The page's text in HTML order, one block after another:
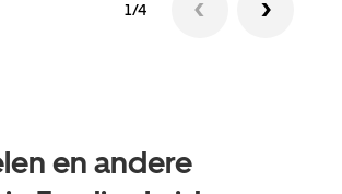
1/4
en andere